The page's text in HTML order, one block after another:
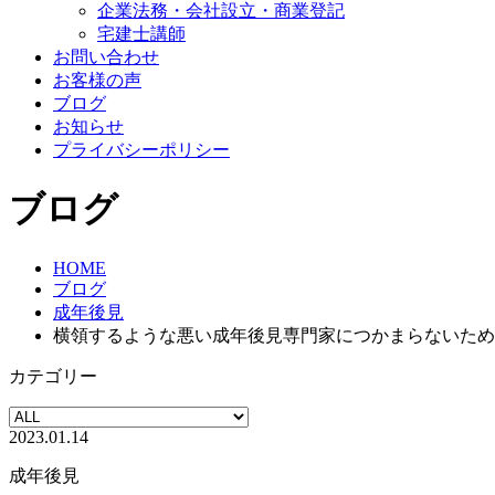
企業法務・会社設立・商業登記
宅建士講師
お問い合わせ
お客様の声
ブログ
お知らせ
プライバシーポリシー
ブログ
HOME
ブログ
成年後見
横領するような悪い成年後見専門家につかまらないた
カテゴリー
2023.01.14
成年後見